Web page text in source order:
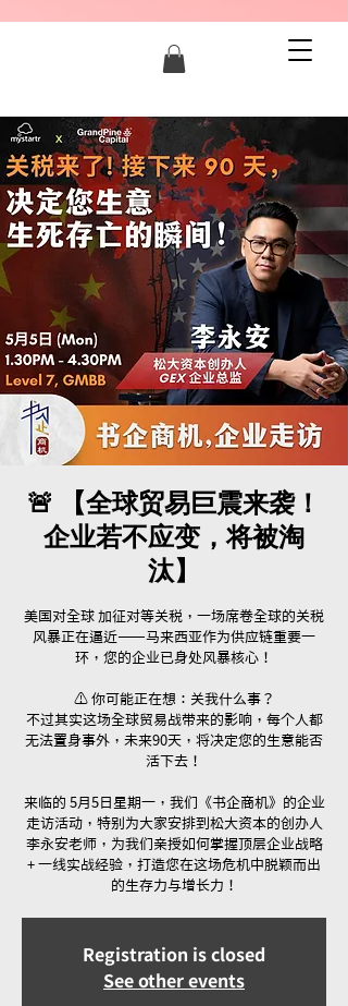
🚨 【全球贸易巨震来袭！
企业若不应变，将被淘
汰】
美国对全球 加征对等关税，一场席卷全球的关税
风暴正在逼近——马来西亚作为供应链重要一
环，您的企业已身处风暴核心！
⚠️ 你可能正在想：关我什么事？
不过其实这场全球贸易战带来的影响，每个人都
无法置身事外，未来90天，将决定您的生意能否
活下去！
来临的 5月5日星期一，我们《书企商机》的企业
走访活动，特别为大家安排到松大资本的创办人
李永安老师，为我们亲授如何掌握顶层企业战略
+ 一线实战经验，打造您在这场危机中脱颖而出
的生存力与增长力！
Registration is closed
See other events